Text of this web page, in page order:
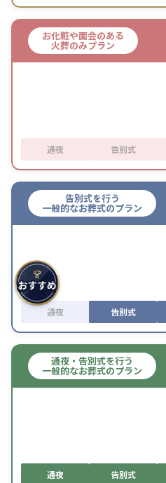
お化粧や面会のある
火葬のみプラン
通夜 告別式
告別式を行う
一般的なお葬式のプラン
通夜 告別式
通夜・告別式を行う
一般的なお葬式のプラン
通夜 告別式